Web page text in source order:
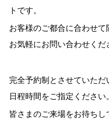
トです。
お客様のご都合に合わせて
お気軽にお問い合わせくだ
完全予約制とさせていた
日程時間をご指定ください。
皆さまのご来場をお待ちし